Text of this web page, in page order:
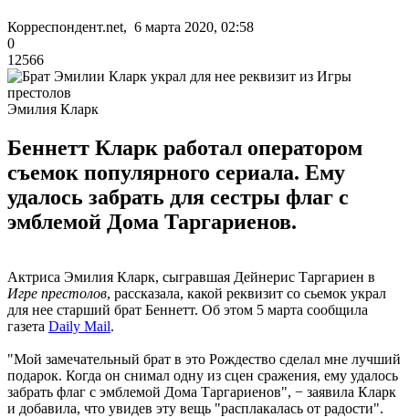
Корреспондент.net, 6 марта 2020, 02:58
0
12566
Эмилия Кларк
Беннетт Кларк работал оператором
съемок популярного сериала. Ему
удалось забрать для сестры флаг с
эмблемой Дома Таргариенов.
Актриса Эмилия Кларк, сыгравшая Дейнерис Таргариен в
Игре престолов, рассказала, какой реквизит со сьемок украл
для нее старший брат Беннетт. Об этом 5 марта сообщила
газета Daily Mail.
"Мой замечательный брат в это Рождество сделал мне лучший
подарок. Когда он снимал одну из сцен сражения, ему удалось
забрать флаг с эмблемой Дома Таргариенов", − заявила Кларк
и добавила, что увидев эту вещь "расплакалась от радости".